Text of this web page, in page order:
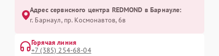
Адрес сервисного центра REDMOND в Барнауле:
г. Барнаул, ​пр. Космонавтов, 6в
Горячая линия
+7 (385) 254-68-04